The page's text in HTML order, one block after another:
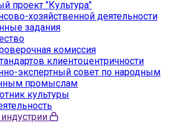
проект "Культура"
хозяйственной деятельности
задания
комиссия
клиентоцентричности
экспертный совет по народным
промыслам
культуры